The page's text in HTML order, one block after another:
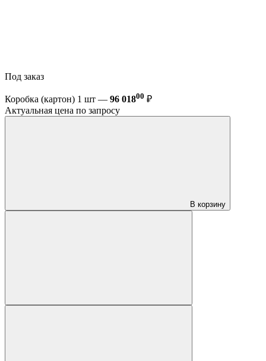
Под заказ
Коробка (картон) 1 шт — 96 01800 ₽
Актуальная цена по запросу
В корзину